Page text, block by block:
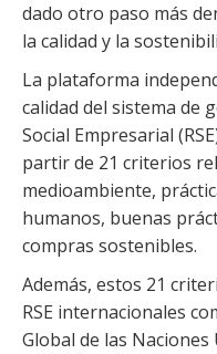
dado otro paso más
la calidad y la
La plataforma
calidad del sistema de
Social Empresarial
partir de 21 criterios
medioambiente,
humanos, buenas
compras sostenibles.
Además, estos 21
RSE internacionales
Global de las Naciones